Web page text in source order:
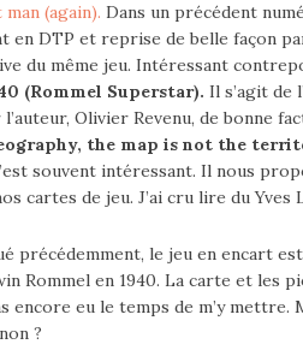
(again). Dans un précédent
en DTP et reprise de belle façon
du même jeu. Intéressant
(Rommel Superstar). Il s’agit de
Olivier Revenu, de bonne
the map is not the
souvent intéressant. Il nous
cartes de jeu. J’ai cru lire du Yves
précédemment, le jeu en encart
Rommel en 1940. La carte et les
encore eu le temps de m’y mettre.
?